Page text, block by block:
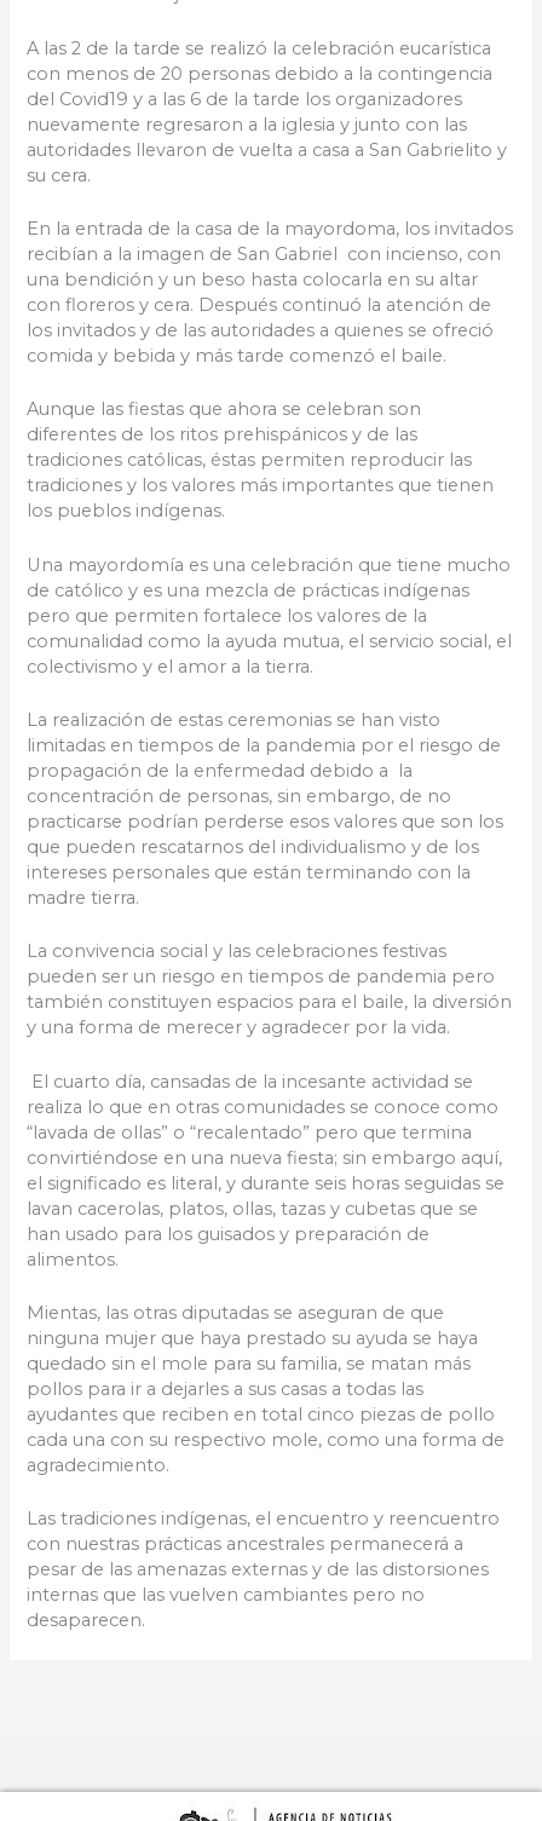
A las 2 de la tarde se realizó la celebración eucarística
con menos de 20 personas debido a la contingencia
del Covid19 y a las 6 de la tarde los organizadores
nuevamente regresaron a la iglesia y junto con las
autoridades llevaron de vuelta a casa a San Gabrielito y
su cera.
En la entrada de la casa de la mayordoma, los invitados
recibían a la imagen de San Gabriel con incienso, con
una bendición y un beso hasta colocarla en su altar
con floreros y cera. Después continuó la atención de
los invitados y de las autoridades a quienes se ofreció
comida y bebida y más tarde comenzó el baile.
Aunque las fiestas que ahora se celebran son
diferentes de los ritos prehispánicos y de las
tradiciones católicas, éstas permiten reproducir las
tradiciones y los valores más importantes que tienen
los pueblos indígenas.
Una mayordomía es una celebración que tiene mucho
de católico y es una mezcla de prácticas indígenas
pero que permiten fortalece los valores de la
comunalidad como la ayuda mutua, el servicio social, el
colectivismo y el amor a la tierra.
La realización de estas ceremonias se han visto
limitadas en tiempos de la pandemia por el riesgo de
propagación de la enfermedad debido a la
concentración de personas, sin embargo, de no
practicarse podrían perderse esos valores que son los
que pueden rescatarnos del individualismo y de los
intereses personales que están terminando con la
madre tierra.
La convivencia social y las celebraciones festivas
pueden ser un riesgo en tiempos de pandemia pero
también constituyen espacios para el baile, la diversión
y una forma de merecer y agradecer por la vida.
El cuarto día, cansadas de la incesante actividad se
realiza lo que en otras comunidades se conoce como
“lavada de ollas” o “recalentado” pero que termina
convirtiéndose en una nueva fiesta; sin embargo aquí,
el significado es literal, y durante seis horas seguidas se
lavan cacerolas, platos, ollas, tazas y cubetas que se
han usado para los guisados y preparación de
alimentos.
Mientas, las otras diputadas se aseguran de que
ninguna mujer que haya prestado su ayuda se haya
quedado sin el mole para su familia, se matan más
pollos para ir a dejarles a sus casas a todas las
ayudantes que reciben en total cinco piezas de pollo
cada una con su respectivo mole, como una forma de
agradecimiento.
Las tradiciones indígenas, el encuentro y reencuentro
con nuestras prácticas ancestrales permanecerá a
pesar de las amenazas externas y de las distorsiones
internas que las vuelven cambiantes pero no
desaparecen.